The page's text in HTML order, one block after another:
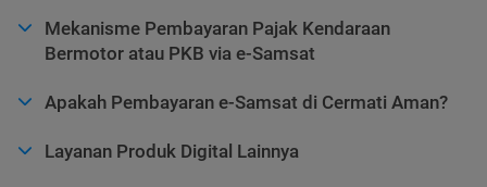
Mekanisme Pembayaran Pajak Kendaraan
Bermotor atau PKB via e-Samsat
Apakah Pembayaran e-Samsat di Cermati Aman?
Layanan Produk Digital Lainnya